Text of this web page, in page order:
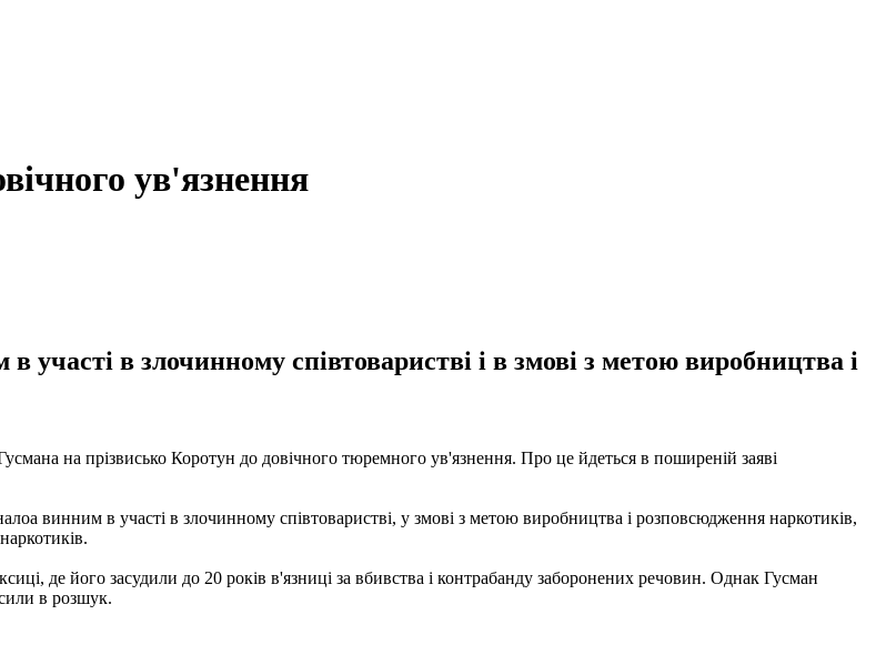
ув'язнення
в злочинному співтоваристві і в змові з метою виробництва і
на прізвисько Коротун до довічного тюремного ув'язнення. Про це йдеться в поширеній заяві
винним в участі в злочинному співтоваристві, у змові з метою виробництва і розповсюдження наркотиків,
де його засудили до 20 років в'язниці за вбивства і контрабанду заборонених речовин. Однак Гусман
в розшук.